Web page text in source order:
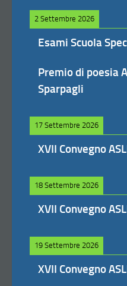
2 Settembre 2026
Esami Scuola
Premio di poesia
Sparpagli
17 Settembre 2026
XVII Convegno
18 Settembre 2026
XVII Convegno
19 Settembre 2026
XVII Convegno